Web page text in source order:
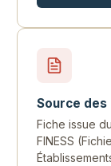
Source des
Fiche issue
FINESS